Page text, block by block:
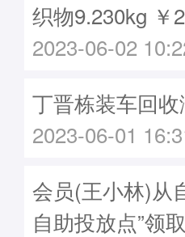
织物9.230kg ￥
2023-06-02
丁晋栋装车回
2023-06-01
会员(王小林)从
自助投放点”领